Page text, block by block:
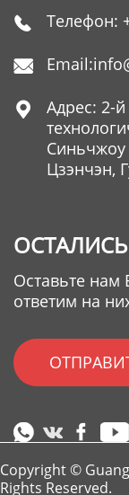
 Телефон:
 Email:

Адрес: 2-й
Цзэнчэн,
Оставьте
ответим на
Copyright ©
Rights Reserved.